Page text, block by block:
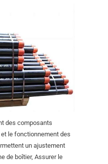
des composants
le fonctionnement des
un ajustement
de boîtier, Assurer le